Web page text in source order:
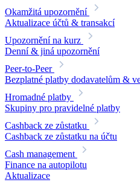
Okamžitá upozornění
Aktualizace účtů & transakcí
Upozornění na kurz
Denní & jiná upozornění
Peer-to-Peer
Bezplatné platby dodavatelům &
Hromadné platby
Skupiny pro pravidelné platby
Cashback ze zůstatku
Cashback ze zůstatku na účtu
Cash management
Finance na autopilotu
Aktualizace